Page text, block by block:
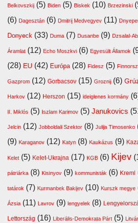
Belkovszkij (5) Biden (5) Biskek (10) Brzezinski
(6) Dagesztán (6) Dmitrij Medvegyev (11)
Donyeck (33) Duma (7) Dusanbe (9) Dzsalal-
Áramlat (12) Echo Moszkvi (6) Egyesült Államok
(28) EU (42) Európa (28) Fidesz (5)
Gazprom (12) Gorbacsov (15) Groznij (6)
Harkov (12) Herszon (15) ideiglenes kormány
II. Miklós (5) Iszlam Karimov (5) Janukovics
Jelcin (12) Jobboldali Szektor (8) Julija Timosenko
(9) Karaganov (12) Katyn (8) Kaukázus (9)
Kelet (5) Kelet-Ukrajna (17) KGB (6) Kijev
pátriárka (8) Kisinyov (9) kommunisták (6) Kreml
tatárok (7) Kurmanbek Bakijev (10) Kurszk megye
Ázsia (11) Lavrov (9) lengyelek (8)
Lettország (16) Liberális-Demokrata Párt (5)